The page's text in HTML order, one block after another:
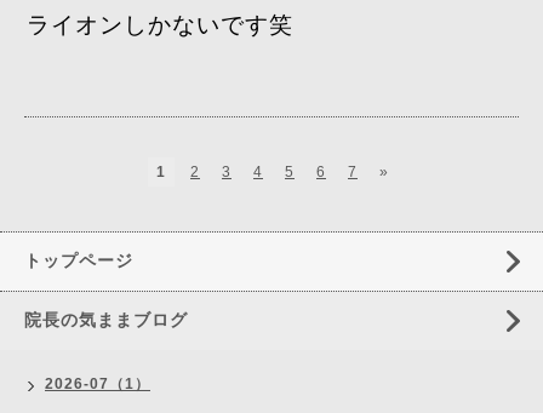
ライオンしかないです笑
1 2 3 4 5 6 7 »
トップページ
院長の気ままブログ
2026-07（1）